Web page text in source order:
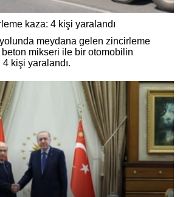
kaza: 4 kişi yaralandı
yolunda meydana gelen zincirleme
beton mikseri ile bir otomobilin
4 kişi yaralandı.